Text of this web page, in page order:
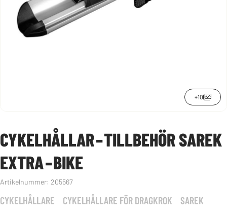
+10
CYKELHÅLLAR‑TILLBEHÖR SAREK
EXTRA‑BIKE
Artikelnummer: 205567
CYKELHÅLLARE CYKELHÅLLARE FÖR DRAGKROK SAREK